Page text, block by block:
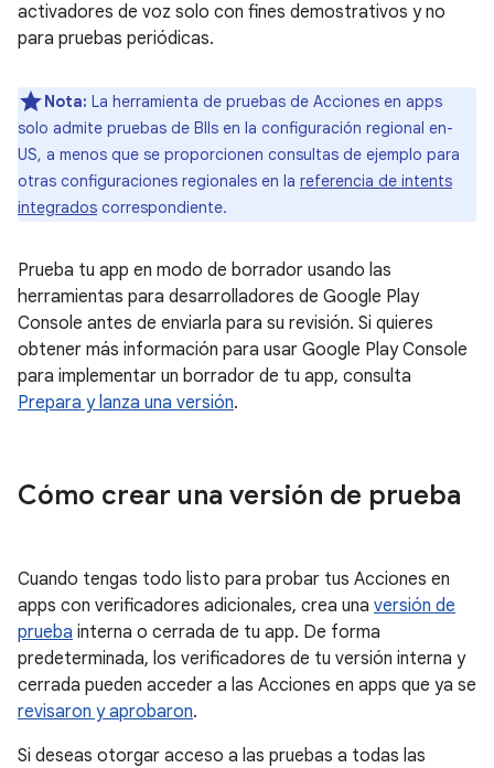
activadores de voz solo con fines demostrativos y no
para pruebas periódicas.
Nota: La herramienta de pruebas de Acciones en apps
solo admite pruebas de BIIs en la configuración regional en-
US, a menos que se proporcionen consultas de ejemplo para
otras configuraciones regionales en la referencia de intents
integrados correspondiente.
Prueba tu app en modo de borrador usando las
herramientas para desarrolladores de Google Play
Console antes de enviarla para su revisión. Si quieres
obtener más información para usar Google Play Console
para implementar un borrador de tu app, consulta
Prepara y lanza una versión.
Cómo crear una versión de prueba
Cuando tengas todo listo para probar tus Acciones en
apps con verificadores adicionales, crea una versión de
prueba interna o cerrada de tu app. De forma
predeterminada, los verificadores de tu versión interna y
cerrada pueden acceder a las Acciones en apps que ya se
revisaron y aprobaron.
Si deseas otorgar acceso a las pruebas a todas las